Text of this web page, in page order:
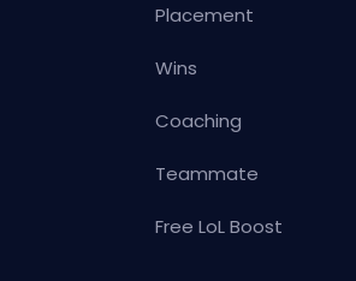
Placement
Wins
Coaching
Teammate
Free LoL Boost